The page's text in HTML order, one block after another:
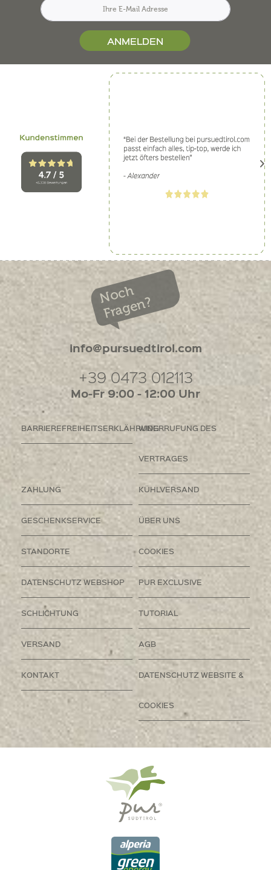
ANMELDEN
Noch
Fragen?
info@pursuedtirol.com
+39 0473 012113
Mo-Fr 9:00 - 12:00 Uhr
BARRIEREFREIHEITSERKLÄHRUNGWIDERRUFUNG DES
VERTRAGES
ZAHLUNG KÜHLVERSAND
GESCHENKSERVICE ÜBER UNS
STANDORTE COOKIES
DATENSCHUTZ WEBSHOP PUR EXCLUSIVE
SCHLICHTUNG TUTORIAL
VERSAND AGB
KONTAKT DATENSCHUTZ WEBSITE &
COOKIES